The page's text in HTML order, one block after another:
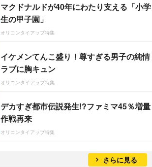
マクドナルドが40年にわたり支える「小学
生の甲子園」
オリコンタイアップ特集
イケメンてんこ盛り！尊すぎる男子の純情
ラブに胸キュン
オリコンタイアップ特集
デカすぎ都市伝説発生!?ファミマ45％増量
作戦再来
オリコンタイアップ特集
さらに見る